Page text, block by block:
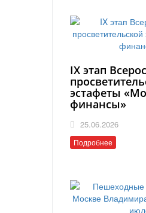
IX этап
эстафеты
финансы»
25.06.2026
Подробнее